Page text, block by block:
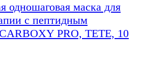
одношаговая маска для
с пептидным
PRO, TETE, 10